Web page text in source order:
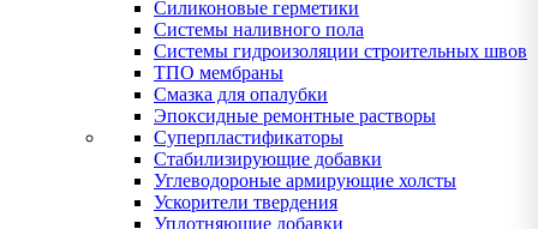
Силиконовые герметики
Системы наливного пола
Системы гидроизоляции строительных швов
ТПО мембраны
Смазка для опалубки
Эпоксидные ремонтные растворы
Суперпластификаторы
Стабилизирующие добавки
Углеводороные армирующие холсты
Ускорители твердения
Уплотняющие добавки